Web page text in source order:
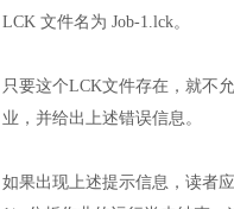
LCK 文件名为 Job-1.lck。
只要这个LCK文件存在，就不
业，并给出上述错误信息。
如果出现上述提示信息，读者